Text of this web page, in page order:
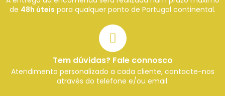
de 48h úteis para qualquer ponto de Portugal continental.
Tem dúvidas? Fale connosco
Atendimento personalizado a cada cliente, contacte-nos
através do telefone e/ou email.